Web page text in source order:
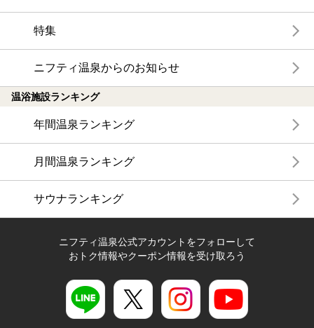
特集
ニフティ温泉からのお知らせ
温浴施設ランキング
年間温泉ランキング
月間温泉ランキング
サウナランキング
ニフティ温泉公式アカウントをフォローして
おトク情報やクーポン情報を受け取ろう